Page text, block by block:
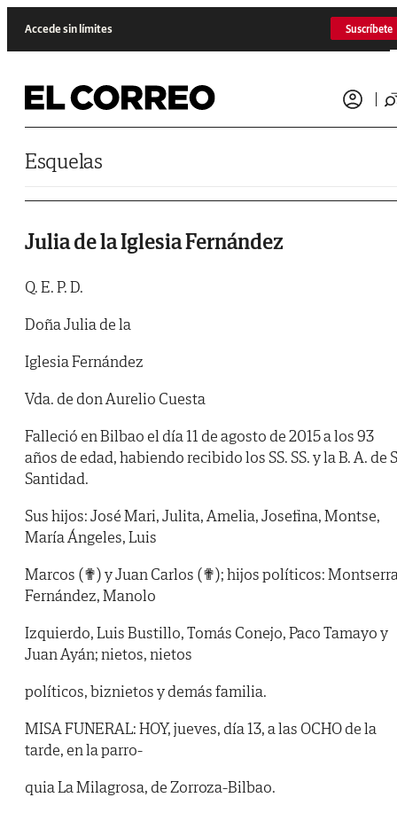
Accede sin límites Suscríbete
Esquelas
Julia de la Iglesia Fernández
Q. E. P. D.
Doña Julia de la
Iglesia Fernández
Vda. de don Aurelio Cuesta
Falleció en Bilbao el día 11 de agosto de 2015 a los 93
años de edad, habiendo recibido los SS. SS. y la B. A. de
Santidad.
Sus hijos: José Mari, Julita, Amelia, Josefina, Montse,
María Ángeles, Luis
Marcos (✟) y Juan Carlos (✟); hijos políticos:
Fernández, Manolo
Izquierdo, Luis Bustillo, Tomás Conejo, Paco Tamayo y
Juan Ayán; nietos, nietos
políticos, biznietos y demás familia.
MISA FUNERAL: HOY, jueves, día 13, a las OCHO de la
tarde, en la parro-
quia La Milagrosa, de Zorroza-Bilbao.